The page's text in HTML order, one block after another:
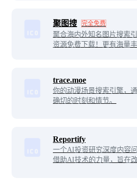
聚图搜 完全免费
聚合海内外知名图片搜索
资源免费下载！更有海量
trace.moe
你的动漫场景搜索引擎，
确切的时刻和情节。
Reportify
一个AI投资研究深度内容
借助AI技术的力量，旨在